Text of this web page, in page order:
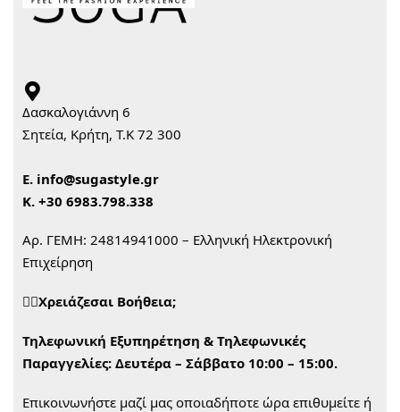
Δασκαλογιάννη 6
Σητεία, Κρήτη, Τ.Κ 72 300
Ε. info@sugastyle.gr
Κ. +30 6983.798.338
Αρ. ΓΕΜΗ: 24814941000 – Ελληνική Ηλεκτρονική
Επιχείρηση
🙋‍♀️Χρειάζεσαι Βοήθεια;
Τηλεφωνική Εξυπηρέτηση & Τηλεφωνικές
Παραγγελίες: Δευτέρα – Σάββατο 10:00 – 15:00.
Επικοινωνήστε μαζί μας οποιαδήποτε ώρα επιθυμείτε ή